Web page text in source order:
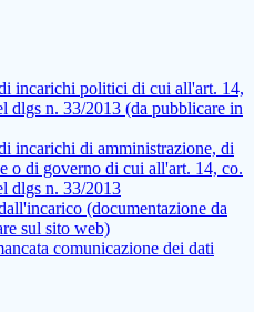
incarichi politici di cui all'art. 14,
dlgs n. 33/2013 (da pubblicare in
incarichi di amministrazione, di
o di governo di cui all'art. 14, co.
dlgs n. 33/2013
(documentazione da
sul sito web)
comunicazione dei dati